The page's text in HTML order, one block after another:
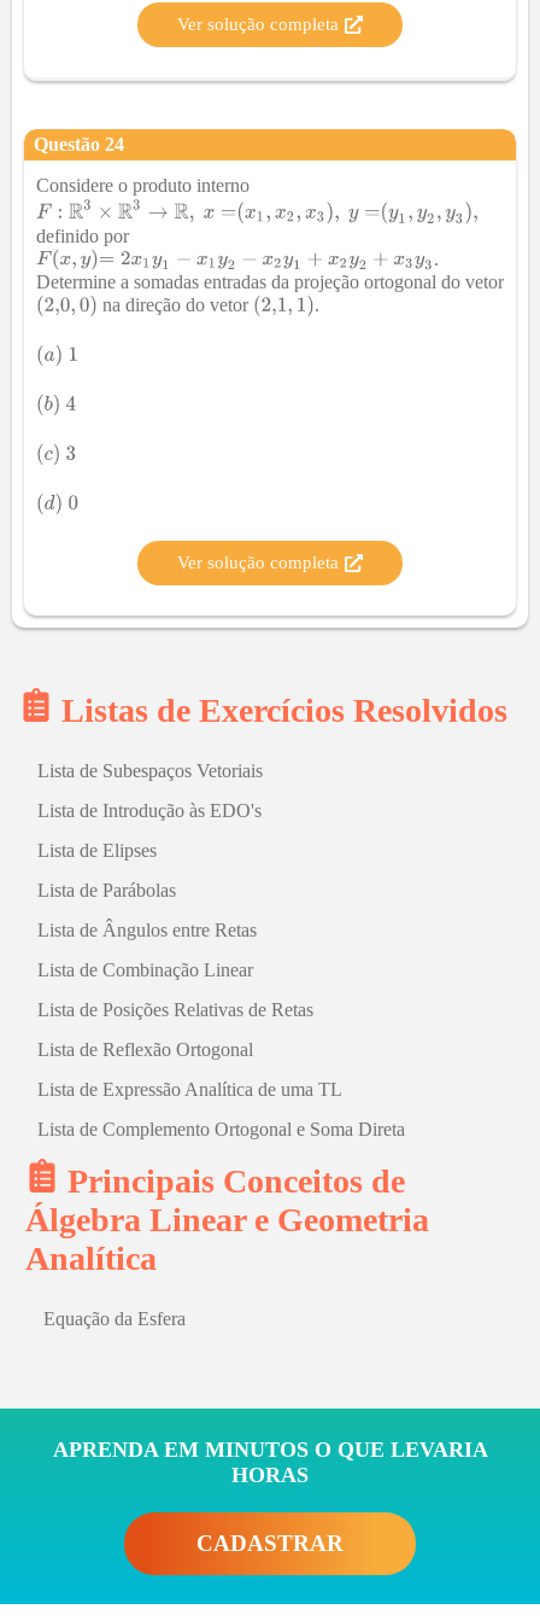
Ver solução completa
Questão 24
Considere o produto interno
definido por
Determine a somadas entradas da projeção ortogonal do vetor
na direção do vetor
.
Ver solução completa
Listas de Exercícios Resolvidos
Lista de Subespaços Vetoriais
Lista de Introdução às EDO's
Lista de Elipses
Lista de Parábolas
Lista de Ângulos entre Retas
Lista de Combinação Linear
Lista de Posições Relativas de Retas
Lista de Reflexão Ortogonal
Lista de Expressão Analítica de uma TL
Lista de Complemento Ortogonal e Soma Direta
Principais Conceitos de
Álgebra Linear e Geometria
Analítica
Equação da Esfera
APRENDA EM MINUTOS O QUE LEVARIA
HORAS
CADASTRAR